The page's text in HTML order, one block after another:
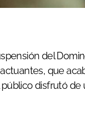
del
que
disfrutó